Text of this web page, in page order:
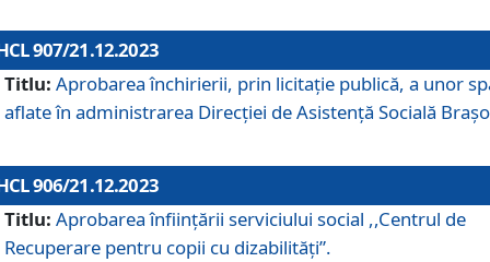
907/21.12.2023
Titlu: Aprobarea închirierii, prin licitație publică, a unor
aflate în administrarea Direcției de Asistență Socială
906/21.12.2023
Titlu: Aprobarea înființării serviciului social ,,Centrul de
Recuperare pentru copii cu dizabilități”.